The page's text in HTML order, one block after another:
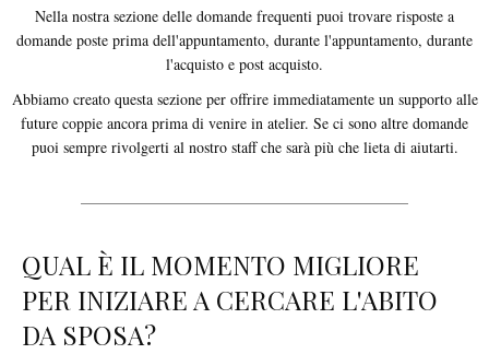
Nella nostra sezione delle domande frequenti puoi trovare risposte a
domande poste prima dell'appuntamento, durante l'appuntamento, durante
l'acquisto e post acquisto.
Abbiamo creato questa sezione per offrire immediatamente un supporto alle
future coppie ancora prima di venire in atelier. Se ci sono altre domande
puoi sempre rivolgerti al nostro staff che sarà più che lieta di aiutarti.
QUAL È IL MOMENTO MIGLIORE
PER INIZIARE A CERCARE L'ABITO
DA SPOSA?